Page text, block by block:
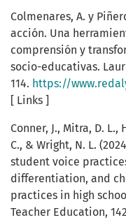
Colmenares, A. y
acción. Una
comprensión y
socio-educativas.
114. https://
[ Links ]
Conner, J., Mitra, D. L.,
C., & Wright, N. L.
student voice
differentiation, and
practices in high
Teacher Education,